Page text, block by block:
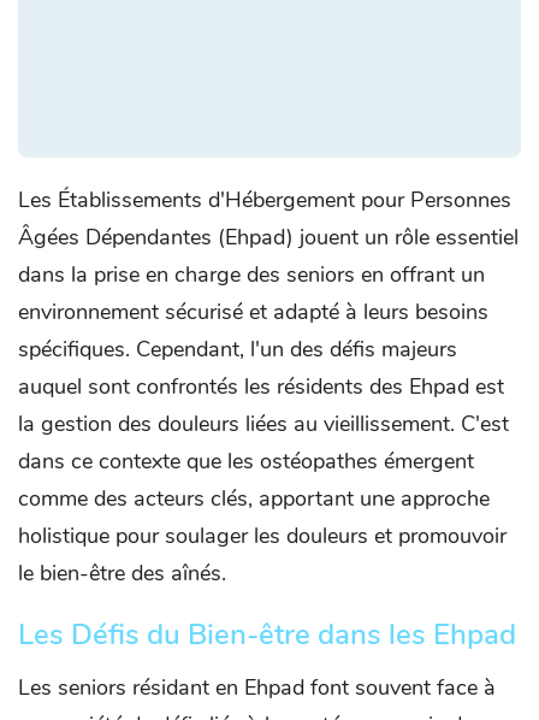
Les Établissements d'Hébergement pour Personnes
Âgées Dépendantes (Ehpad) jouent un rôle essentiel
dans la prise en charge des seniors en offrant un
environnement sécurisé et adapté à leurs besoins
spécifiques. Cependant, l'un des défis majeurs
auquel sont confrontés les résidents des Ehpad est
la gestion des douleurs liées au vieillissement. C'est
dans ce contexte que les ostéopathes émergent
comme des acteurs clés, apportant une approche
holistique pour soulager les douleurs et promouvoir
le bien-être des aînés.
Les Défis du Bien-être dans les Ehpad
Les seniors résidant en Ehpad font souvent face à